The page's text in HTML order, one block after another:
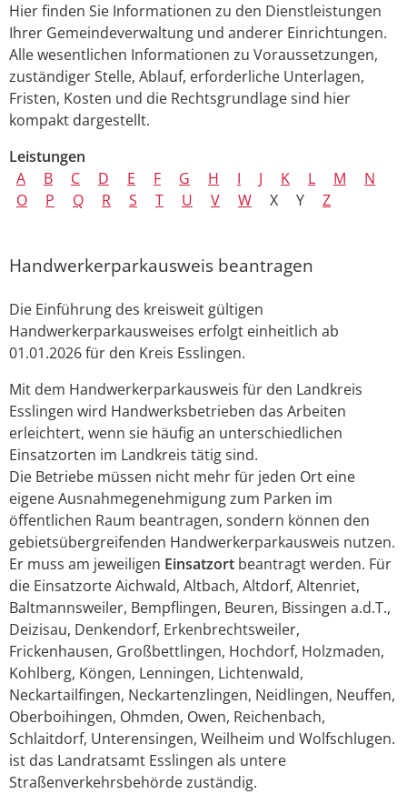
Hier finden Sie Informationen zu den Dienstleistungen
Ihrer Gemeindeverwaltung und anderer Einrichtungen.
Alle wesentlichen Informationen zu Voraussetzungen,
zuständiger Stelle, Ablauf, erforderliche Unterlagen,
Fristen, Kosten und die Rechtsgrundlage sind hier
kompakt dargestellt.
Leistungen
A
B C D E F G H I J K L M
N
O
P Q R S T U V W X Y Z
Handwerkerparkausweis beantragen
Die Einführung des kreisweit gültigen
Handwerkerparkausweises erfolgt einheitlich ab
01.01.2026 für den Kreis Esslingen.
Mit dem Handwerkerparkausweis für den Landkreis
Esslingen wird Handwerksbetrieben das Arbeiten
erleichtert, wenn sie häufig an unterschiedlichen
Einsatzorten im Landkreis tätig sind.
Die Betriebe müssen nicht mehr für jeden Ort eine
eigene Ausnahmegenehmigung zum Parken im
öffentlichen Raum beantragen, sondern können den
gebietsübergreifenden Handwerkerparkausweis nutzen.
Er muss am jeweiligen Einsatzort beantragt werden. Für
die Einsatzorte Aichwald, Altbach, Altdorf, Altenriet,
Baltmannsweiler, Bempflingen, Beuren, Bissingen a.d.T.,
Deizisau, Denkendorf, Erkenbrechtsweiler,
Frickenhausen, Großbettlingen, Hochdorf, Holzmaden,
Kohlberg, Köngen, Lenningen, Lichtenwald,
Neckartailfingen, Neckartenzlingen, Neidlingen, Neuffen,
Oberboihingen, Ohmden, Owen, Reichenbach,
Schlaitdorf, Unterensingen, Weilheim und Wolfschlugen.
ist das Landratsamt Esslingen als untere
Straßenverkehrsbehörde zuständig.